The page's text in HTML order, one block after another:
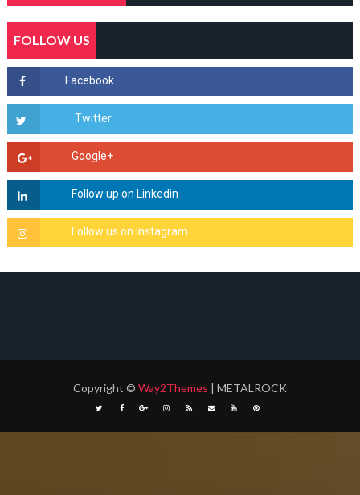
FOLLOW US
Copyright © Way2Themes | METALROCK